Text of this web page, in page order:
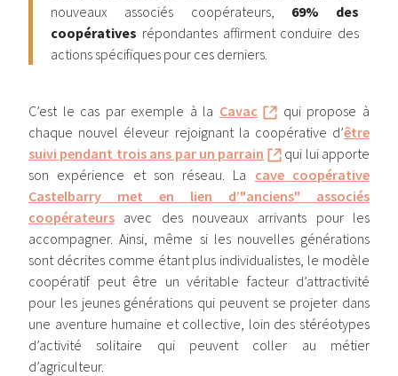
nouveaux associés coopérateurs, 69% des
coopératives répondantes affirment conduire des
actions spécifiques pour ces derniers.
C’est le cas par exemple à la Cavac
qui propose à
chaque nouvel éleveur rejoignant la coopérative d’être
suivi pendant trois ans par un parrain
qui lui apporte
son expérience et son réseau. La cave coopérative
Castelbarry met en lien d’"anciens" associés
coopérateurs avec des nouveaux arrivants pour les
accompagner. Ainsi, même si les nouvelles générations
sont décrites comme étant plus individualistes, le modèle
coopératif peut être un véritable facteur d’attractivité
pour les jeunes générations qui peuvent se projeter dans
une aventure humaine et collective, loin des stéréotypes
d’activité solitaire qui peuvent coller au métier
d’agriculteur.